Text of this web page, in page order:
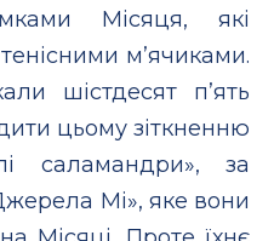
Місяця, які
м’ячиками.
шістдесят п’ять
цьому зіткненню
саламандри», за
Мі», яке вони